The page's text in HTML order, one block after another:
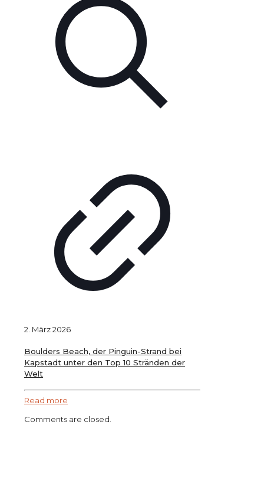
2. März 2026
Boulders Beach, der Pinguin-Strand bei
Kapstadt unter den Top 10 Stränden der
Welt
Read more
Comments are closed.